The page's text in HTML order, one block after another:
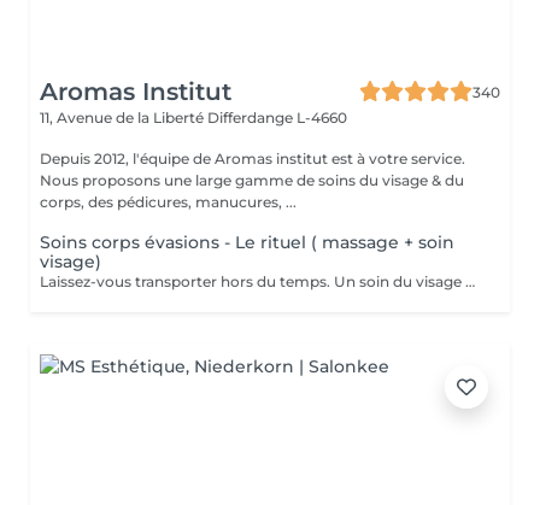
Aromas Institut
340
11, Avenue de la Liberté Differdange L-4660
Depuis 2012, l'équipe de Aromas institut est à votre service.
Nous proposons une large gamme de soins du visage & du
corps, des pédicures, manucures, ...
Soins corps évasions - Le rituel ( massage + soin
visage)
Laissez-vous transporter hors du temps. Un soin du visage profond et adapté à votre peau, un soin du contour des yeux et un massage corps aux huiles chaudes. Nous vous prions de bien vouloir respecter votre rendez-vous. En prenant rendez-vous, vous occupez une place, dont une autre personne aurait éventuellement besoin. Tout rendez-vous non annulé 24h en avance, est susceptible d'être facturé. (Si vous ne pouvez pas vous présenter à votre RDV, proposez-le éventuellement à un proche ou à un ami) Toute l'équipe de Aromas Institut vous remercie pour votre respect et votre compréhension.